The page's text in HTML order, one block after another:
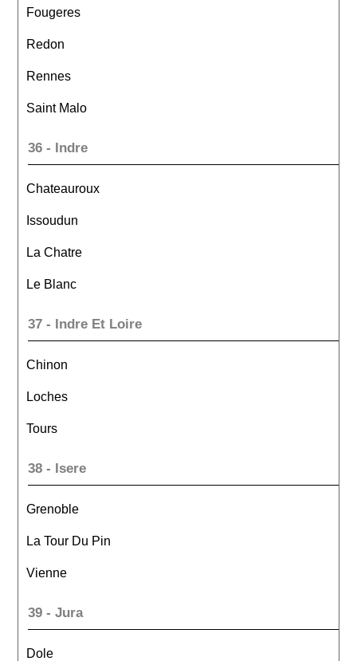
Fougeres
Redon
Rennes
Saint Malo
36 - Indre
Chateauroux
Issoudun
La Chatre
Le Blanc
37 - Indre Et Loire
Chinon
Loches
Tours
38 - Isere
Grenoble
La Tour Du Pin
Vienne
39 - Jura
Dole